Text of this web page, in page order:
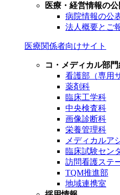
医療・経営情報の公
病院情報の公
法人概要とご
医療関係者向けサイト
コ・メディカル部
看護部（専用
薬剤科
臨床工学科
中央検査科
画像診断科
栄養管理科
メディカルア
臨床試験セン
訪問看護ステ
TQM推進部
地域連携室